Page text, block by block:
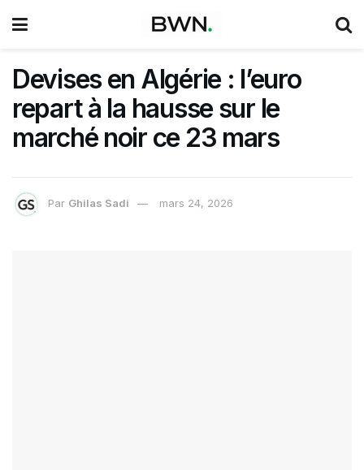
Devises en Algérie : l’euro
repart à la hausse sur le
marché noir ce 23 mars
Par Ghilas Sadi mars 24, 2026